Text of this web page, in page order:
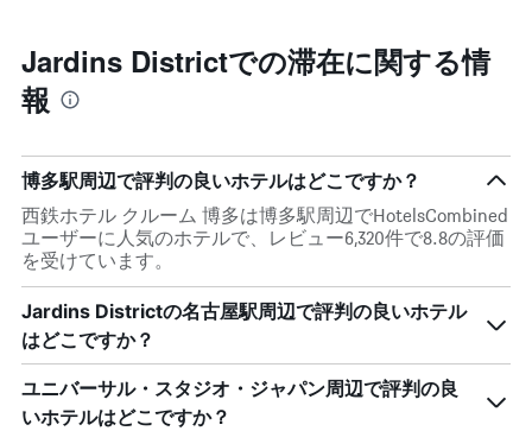
Jardins Districtでの滞在に関する情
報
博多駅周辺で評判の良いホテルはどこですか？
西鉄ホテル クルーム 博多は博多駅周辺でHotelsCombined
ユーザーに人気のホテルで、レビュー6,320件で8.8の評価
を受けています。
Jardins Districtの名古屋駅周辺で評判の良いホテル
はどこですか？
ユニバーサル・スタジオ・ジャパン周辺で評判の良
いホテルはどこですか？